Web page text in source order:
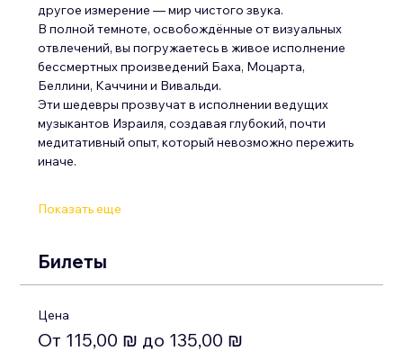
другое измерение — мир чистого звука.
В полной темноте, освобождённые от визуальных
отвлечений, вы погружаетесь в живое исполнение
бессмертных произведений Баха, Моцарта,
Беллини, Каччини и Вивальди.
Эти шедевры прозвучат в исполнении ведущих
музыкантов Израиля, создавая глубокий, почти
медитативный опыт, который невозможно пережить
иначе.
Показать еще
Билеты
Цена
От 115,00 ₪ до 135,00 ₪